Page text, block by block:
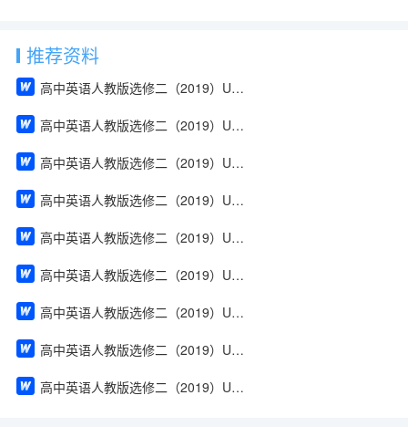
推荐资料
高中英语人教版选修二（2019）Unit 1 Build up your vocabulary（教案）
高中英语人教版选修二（2019）Unit 4 Using Language（教案）
高中英语人教版选修二（2019）Unit 2 Using Language（教案）
高中英语人教版选修二（2019）Unit 2 Reading and Thinking（教案）
高中英语人教版选修二（2019）Unit 2 Discover useful structures（教案）
高中英语人教版选修二（2019）Unit 2 Build up your vocabulary（教案）
高中英语人教版选修二（2019）Unit 2 Assessing Your Progress & Project（教案）
高中英语人教版选修二（2019）Unit 1 Using Language（教案）
高中英语人教版选修二（2019）Unit 1 Reading and Thinking（教案）